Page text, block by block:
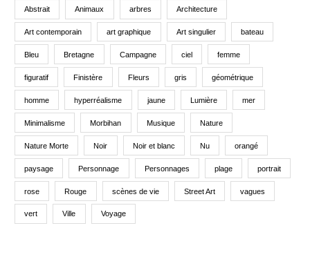
Abstrait Animaux arbres Architecture
Art contemporain art graphique Art singulier bateau
Bleu Bretagne Campagne ciel femme
figuratif Finistère Fleurs gris géométrique
homme hyperréalisme jaune Lumière mer
Minimalisme Morbihan Musique Nature
Nature Morte Noir Noir et blanc Nu orangé
paysage Personnage Personnages plage portrait
rose Rouge scènes de vie Street Art vagues
vert Ville Voyage